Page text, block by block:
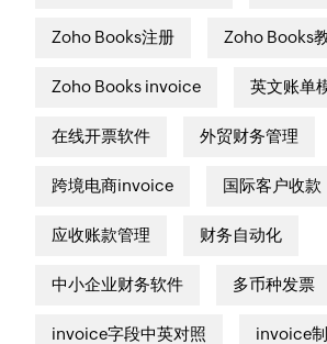
Zoho Books注册 Zoho Books
Zoho Books invoice 英文账单
在线开票软件 外贸财务管理
跨境电商invoice 国际客户收款
应收账款管理 财务自动化
中小企业财务软件 多币种发票
invoice字段中英对照 invoice